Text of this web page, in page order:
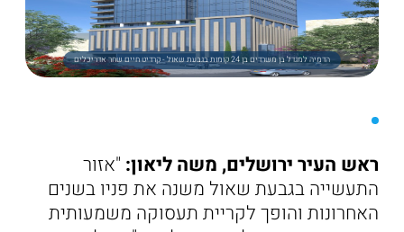
הדמיה למגדל בן משרדים בן 24 קומות בגבעת שאול - קרדיט חיים שחר אדריכלים
ראש העיר ירושלים, משה ליאון: "אזור
התעשייה בגבעת שאול משנה את פניו בשנים
האחרונות והופך לקריית תעסוקה משמעותית